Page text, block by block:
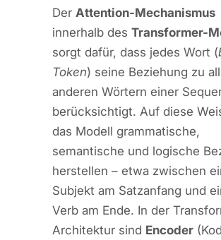
Der Attention-Mechanismus
innerhalb des Transformer-
sorgt dafür, dass jedes Wort (
Token) seine Beziehung zu
anderen Wörtern einer
berücksichtigt. Auf diese
das Modell grammatische,
semantische und logische
herstellen – etwa zwischen
Subjekt am Satzanfang und
Verb am Ende. In der
Architektur sind Encoder